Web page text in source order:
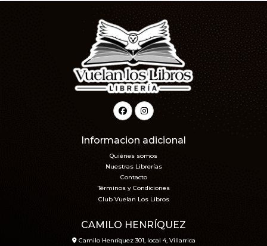
Informacion adicional
Quiénes somos
Nuestras Librerías
Contacto
Términos y Condiciones
Club Vuelan Los Libros
CAMILO HENRÍQUEZ
Camilo Henríquez 301, local 4, Villarrica